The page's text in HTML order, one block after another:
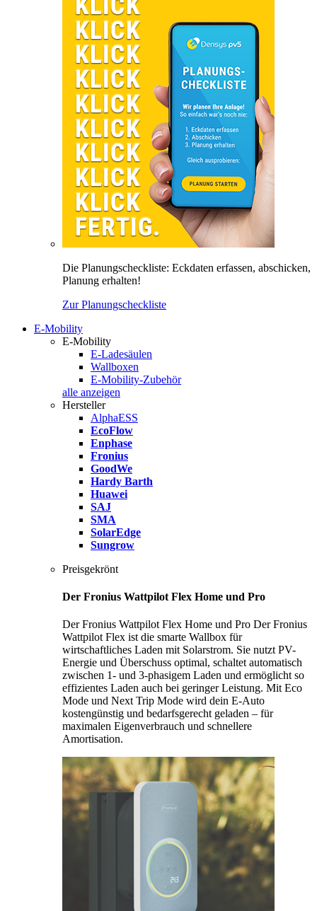
Die Planungscheckliste: Eckdaten erfassen, abschicken,
Planung erhalten!
Zur Planungscheckliste
E-Mobility
E-Mobility
E-Ladesäulen
Wallboxen
E-Mobility-Zubehör
alle anzeigen
Hersteller
AlphaESS
EcoFlow
Enphase
Fronius
GoodWe
Hardy Barth
Huawei
SAJ
SMA
SolarEdge
Sungrow
Preisgekrönt
Der Fronius Wattpilot Flex Home und Pro
Der Fronius Wattpilot Flex Home und Pro Der Fronius
Wattpilot Flex ist die smarte Wallbox für
wirtschaftliches Laden mit Solarstrom. Sie nutzt PV-
Energie und Überschuss optimal, schaltet automatisch
zwischen 1- und 3-phasigem Laden und ermöglicht so
effizientes Laden auch bei geringer Leistung. Mit Eco
Mode und Next Trip Mode wird dein E-Auto
kostengünstig und bedarfsgerecht geladen – für
maximalen Eigenverbrauch und schnellere
Amortisation.